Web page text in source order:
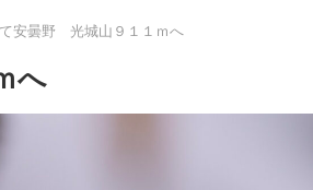
安曇野 光城山９１１ｍへ
へ